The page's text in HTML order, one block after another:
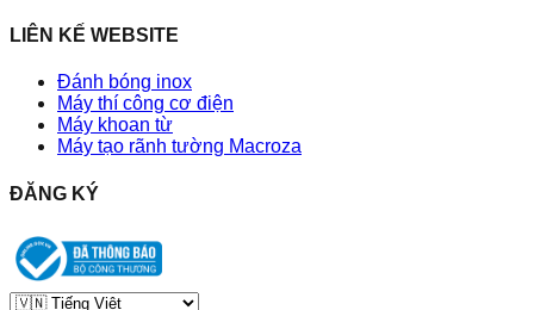
LIÊN KẾ WEBSITE
Đánh bóng inox
Máy thí công cơ điện
Máy khoan từ
Máy tạo rãnh tường Macroza
ĐĂNG KÝ